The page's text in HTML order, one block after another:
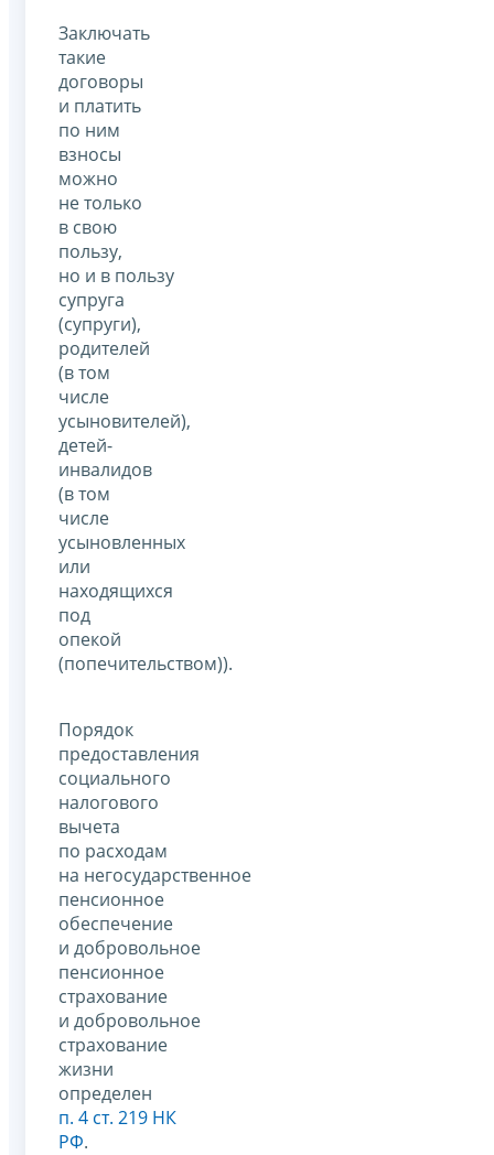
Заключать
такие
договоры
и платить
по ним
взносы
можно
не только
в свою
пользу,
но и в пользу
супруга
(супруги),
родителей
(в том
числе
усыновителей),
детей-
инвалидов
(в том
числе
усыновленных
или
находящихся
под
опекой
(попечительством)).
Порядок
предоставления
социального
налогового
вычета
по расходам
на негосударственное
пенсионное
обеспечение
и добровольное
пенсионное
страхование
и добровольное
страхование
жизни
определен
п. 4 ст. 219 НК
РФ.